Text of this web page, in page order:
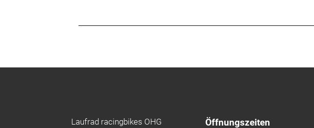
Laufrad racingbikes OHG
Öffnungszeiten